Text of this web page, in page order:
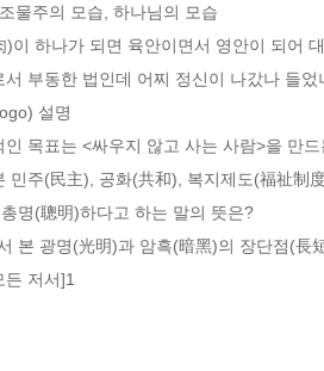
물주의 모습, 하나님의 모습
)이 하나가 되면 육안이면서 영안이 되어
서 부동한 법인데 어찌 정신이 나갔나 들
설명
인 목표는 <싸우지 않고 사는 사람>을 만
민주(民主), 공화(共和), 복지제도(福祉制
명(聰明)하다고 하는 말의 뜻은?
본 광명(光明)과 암흑(暗黑)의 장단점(長
저서]1